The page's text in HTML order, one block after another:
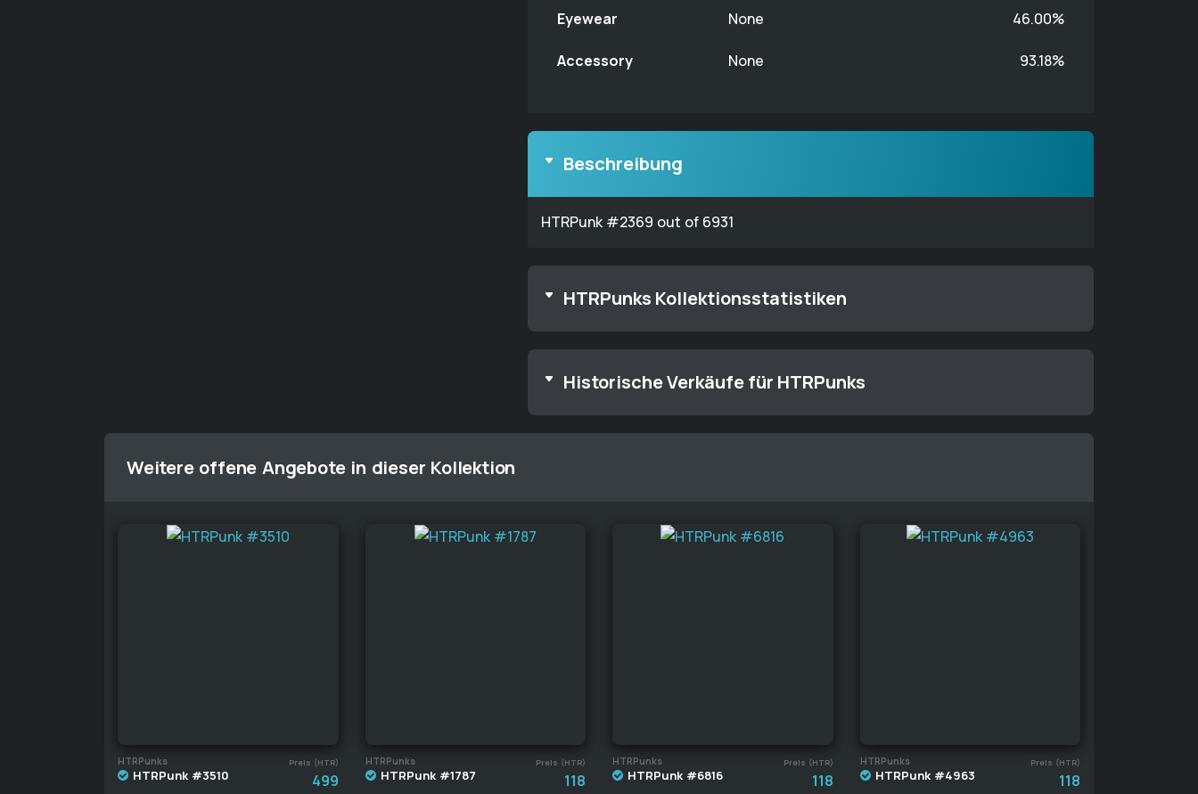
Eyewear None 46.00%
Accessory None 93.18%
Beschreibung
HTRPunk #2369 out of 6931
HTRPunks Kollektionsstatistiken
Historische Verkäufe für HTRPunks
Weitere offene Angebote in dieser Kollektion
HTRPunks Preis (HTR)
HTRPunk #3510 499
HTRPunks Preis (HTR)
HTRPunk #1787 118
HTRPunks Preis (HTR)
HTRPunk #6816 118
HTRPunks Preis (HTR)
HTRPunk #4963 118